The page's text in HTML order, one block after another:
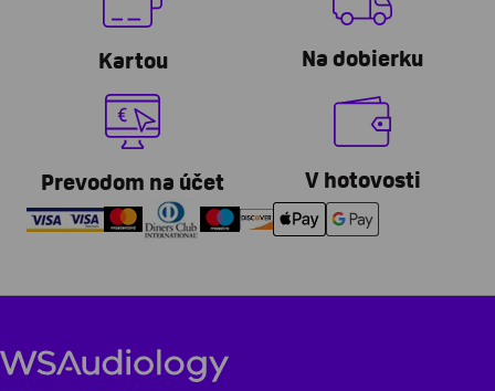
Kartou Na dobierku
Prevodom na účet V hotovosti